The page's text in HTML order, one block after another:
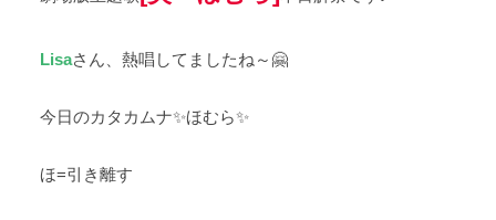
Lisaさん、熱唱してましたね～🤗
今日のカタカムナ✨ほむら✨
ほ=引き離す